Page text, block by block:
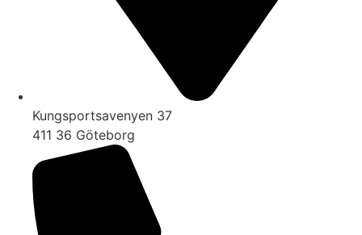
Kungsportsavenyen 37
411 36 Göteborg